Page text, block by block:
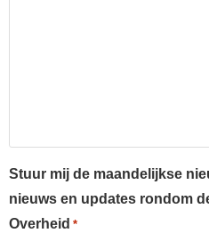
Stuur mij de maandelijkse
nieuws en updates rondom
Overheid *